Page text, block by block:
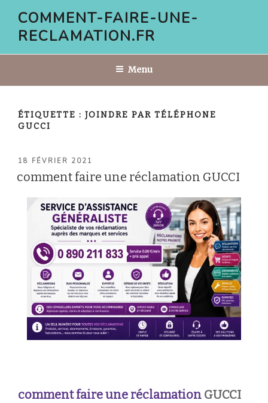
contenu
COMMENT-FAIRE-UNE-
RECLAMATION.FR
Menu
ÉTIQUETTE : JOINDRE PAR TÉLÉPHONE
GUCCI
PUBLIÉ
18 FÉVRIER 2021
comment faire une réclamation GUCCI
comment faire une réclamation GUCCI